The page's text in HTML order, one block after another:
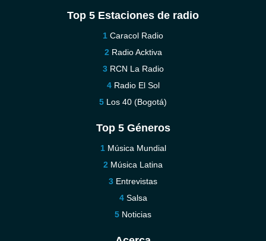
Top 5 Estaciones de radio
Caracol Radio
Radio Acktiva
RCN La Radio
Radio El Sol
Los 40 (Bogotá)
Top 5 Géneros
Música Mundial
Música Latina
Entrevistas
Salsa
Noticias